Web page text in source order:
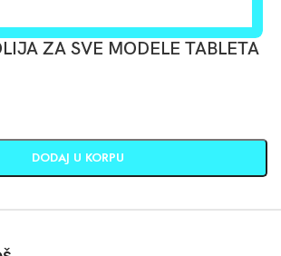
ZA SVE MODELE TABLETA
DODAJ U KORPU